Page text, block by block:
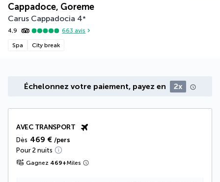
Cappadoce, Goreme
Carus Cappadocia 4*
4,9 663 avis
Spa City break
Échelonnez votre paiement, payez en 2x
AVEC TRANSPORT
Dès 469 € /pers
Pour 2 nuits
Gagnez 469+Miles